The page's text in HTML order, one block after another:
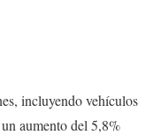
incluyendo vehículos
aumento del 5,8%